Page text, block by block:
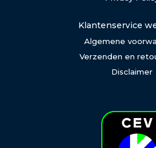
Klantenservice
Algemene
Verzenden en
Disclaimer